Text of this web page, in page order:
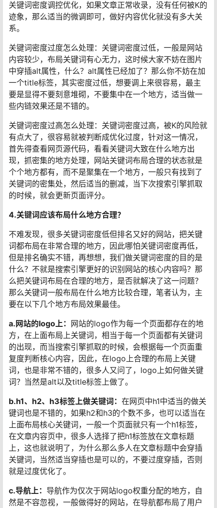
关键词密度调控优化，如果文章正常收录，没有任何被K的
迹象，那么适当的微调即可，做好内容优化就没有多大关
系。
关键词密度过度怎么处理：关键词密度过低，一般是网站
内容较少，布局关键词有心无力，这时候大家不妨在图片
中穿插alt属性，什么？alt属性已经加了？那么你不妨在加
一个title标签，其实密度过低，想要调上来很容易，最主
要是显得不要刻意堆砌，不要集中在一个地方，适当做一
些内链效果还是不错的。
关键词密度过高怎么处理：关键词密度过高，被K的风险就
有点大了，很容易就被判断成优化过度，针对这一情况，
首先得查看网页源代码，看看关键词大致在什么地方出
现，抓密集的地方处理，网站关键词布局合理的状态就是
个个地方都有，而不是聚集在一个地方，一般只有找到了
关键词的密集处，然后适当的删减，当下次搜索引擎抓取
的时候，就会更新页面评分。
4.关键词应该布局什么地方合理？
不难发现，很多关键词密度低但排名又好的网站，把关键
词都布局在非常合理的地方，因此哪怕关键词密度再低，
但是排名确实不错，再想想，我们做关键词密度的目的是
什么？不就是搜索引擎更好的识别网站的核心内容吗？那
么把关键词布局在合理的地方，是否就解决了这一问题？
那么关键词一般布局在什么地方比较合理，笔者认为，主
要在以下几个地方布局效果最佳。
a.网站的logo上： 网站的logo作为每一个页面都存在的地
方，在上面布局上关键词，相当于每一个页面都有关键词
的出现，而当搜索引擎抓取的时候，会根据每一个页面重
复度判断核心内容，因此，在logo上合理的布局上关键
词，也是非常不错的，很多人又问了，logo上如何做关键
词？当然是alt以及title标签上做了。
b.h1、h2、h3标签上做关键词： 在网页中h1中适当的做关
键词也是不错的，如果h2和h3的个数不多，也可以适当在
上面布局核心关键词，一般一个页面就只有一个h1标签，
在文章内容页中，很多人选择了把h1标签放在文章标题
上，这也就说明了，为什么那么多人在文章标题中会穿插
关键词，当然适当穿插也是可以的，不要过度穿插，否则
就是过度优化了。
c.导航上： 导航作为仅次于网站logo权重分配的地方，自
然是不容忽视，一般做得好的网站，在导航都布局了用户